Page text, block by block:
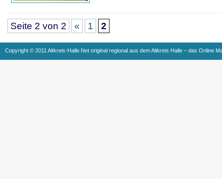
Seite 2 von 2 « 1 2
Copyright © 2011 Altkreis-Halle.Net original regional aus dem Altkreis Halle – das Online